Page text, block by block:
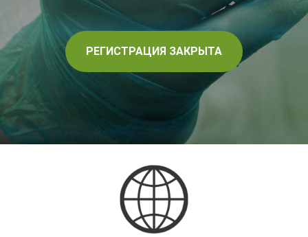
РЕГИСТРАЦИЯ ЗАКРЫТА